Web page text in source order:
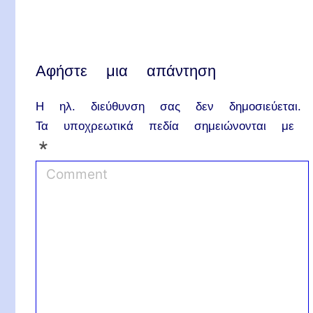
Αφήστε μια απάντηση
Η ηλ. διεύθυνση σας δεν δημοσιεύεται.
Τα υποχρεωτικά πεδία σημειώνονται με
*